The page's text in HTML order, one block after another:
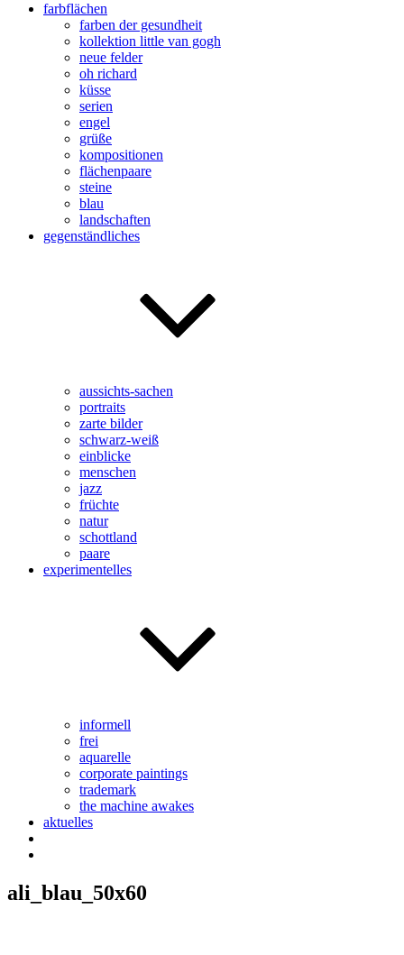
farbflächen
farben der gesundheit
kollektion little van gogh
neue felder
oh richard
küsse
serien
engel
grüße
kompositionen
flächenpaare
steine
blau
landschaften
gegenständliches
aussichts-sachen
portraits
zarte bilder
schwarz-weiß
einblicke
menschen
jazz
früchte
natur
schottland
paare
experimentelles
informell
frei
aquarelle
corporate paintings
trademark
the machine awakes
aktuelles
ali_blau_50x60